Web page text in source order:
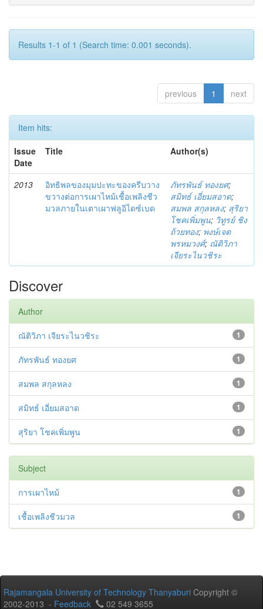
Results 1-1 of 1 (Search time: 0.001 seconds).
previous 1 next
Item hits:
Issue
Date
Title Author(s)
2013
อิทธิพลของมุมปะทะของครีบวาง
ขวางต่อการเผาไหม้เชื้อเพลิงชีว
มวลภายในเตาเผาฟลูอิไดซ์เบด
ภัทรพันธ์ ทองยศ;
สมิทธ์ เอี่ยมสอาด;
สมพล สกุลหลง; สุริยา
โชคเพิ่มพูน; วิทูรย์ ชิง
ถ้วยทอง; พงษ์เจต
พรหมวงศ์; ณัติวิภา
เจียระไนวชิระ
Discover
Author
1
ณัติวิภา เจียระไนวชิระ
1
ภัทรพันธ์ ทองยศ
1
สมพล สกุลหลง
1
สมิทธ์ เอี่ยมสอาด
1
สุริยา โชคเพิ่มพูน
Subject
1
การเผาไหม้
1
เชื้อเพลิงชีวมวล
Rajamangala University of Technology Thanyaburi Copyright ©
2002-2013 - Feedback 02 549 3655